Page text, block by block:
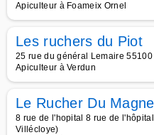
Apiculteur à Foameix Ornel
Les ruchers du Piot
25 rue du général Lemaire
Apiculteur à Verdun
Le Rucher Du Magne
8 rue de l'hopital 8 rue de
Villécloye)